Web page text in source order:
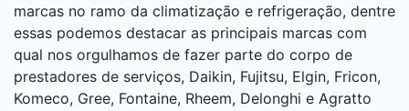
marcas no ramo da climatização e refrigeração, dentre
essas podemos destacar as principais marcas com
qual nos orgulhamos de fazer parte do corpo de
prestadores de serviços, Daikin, Fujitsu, Elgin, Fricon,
Komeco, Gree, Fontaine, Rheem, Delonghi e Agratto